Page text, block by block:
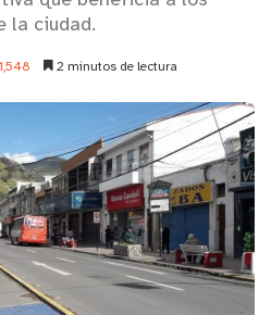
la ciudad.
2 minutos de lectura